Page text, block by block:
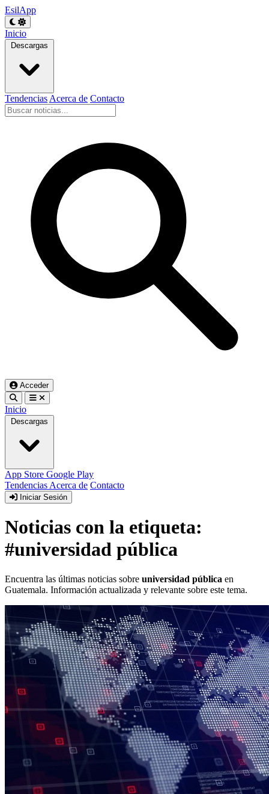
EsilApp
Inicio
Descargas
Tendencias Acerca de Contacto
Acceder
Inicio
Descargas
App Store Google Play
Tendencias Acerca de Contacto
Iniciar Sesión
Noticias con la etiqueta:
#universidad pública
Encuentra las últimas noticias sobre universidad pública en
Guatemala. Información actualizada y relevante sobre este tema.